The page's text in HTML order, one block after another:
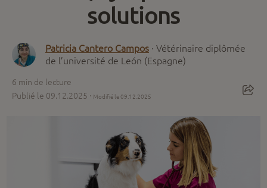
solutions
Patricia Cantero Campos · Vétérinaire diplômée
de l’université de León (Espagne)
6 min de lecture
Publié le 09.12.2025 · Modifié le 09.12.2025